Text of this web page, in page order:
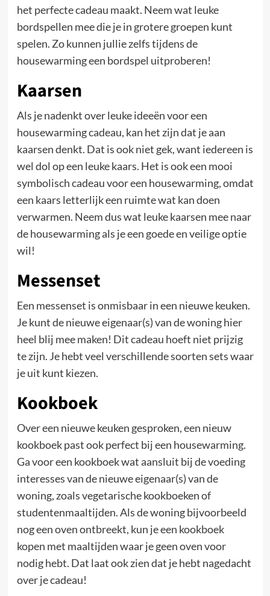
het perfecte cadeau maakt. Neem wat leuke
bordspellen mee die je in grotere groepen kunt
spelen. Zo kunnen jullie zelfs tijdens de
housewarming een bordspel uitproberen!
Kaarsen
Als je nadenkt over leuke ideeën voor een
housewarming cadeau, kan het zijn dat je aan
kaarsen denkt. Dat is ook niet gek, want iedereen is
wel dol op een leuke kaars. Het is ook een mooi
symbolisch cadeau voor een housewarming, omdat
een kaars letterlijk een ruimte wat kan doen
verwarmen. Neem dus wat leuke kaarsen mee naar
de housewarming als je een goede en veilige optie
wil!
Messenset
Een messenset is onmisbaar in een nieuwe keuken.
Je kunt de nieuwe eigenaar(s) van de woning hier
heel blij mee maken! Dit cadeau hoeft niet prijzig
te zijn. Je hebt veel verschillende soorten sets waar
je uit kunt kiezen.
Kookboek
Over een nieuwe keuken gesproken, een nieuw
kookboek past ook perfect bij een housewarming.
Ga voor een kookboek wat aansluit bij de voeding
interesses van de nieuwe eigenaar(s) van de
woning, zoals vegetarische kookboeken of
studentenmaaltijden. Als de woning bijvoorbeeld
nog een oven ontbreekt, kun je een kookboek
kopen met maaltijden waar je geen oven voor
nodig hebt. Dat laat ook zien dat je hebt nagedacht
over je cadeau!